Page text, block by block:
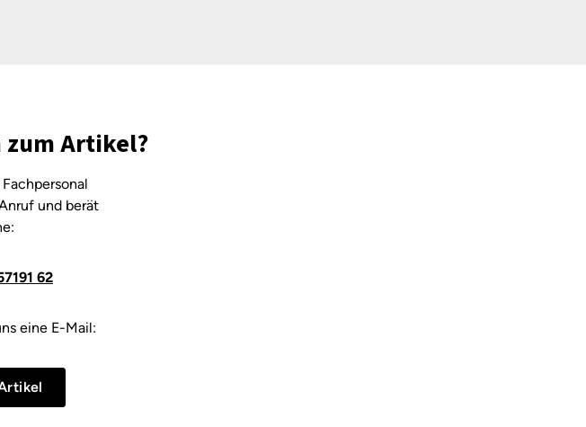
zum Artikel?
und berät
62
eine E-Mail: